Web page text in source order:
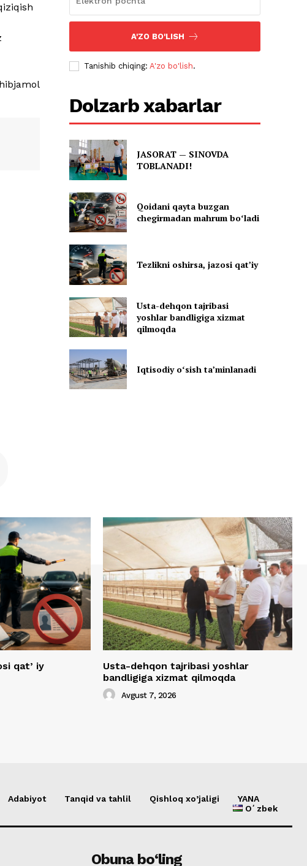
A'ZO BO'LISH
Tanishib chiqing:A'zo bo'lish.
Dolzarb xabarlar
JASORAT — SINOVDA
TOBLANADI!
Qoidani qayta buzgan
chegirmadan mahrum boʻladi
Tezlikni oshirsa, jazosi qatʼiy
Usta-dehqon tajribasi
yoshlar bandligiga xizmat
qilmoqda
Iqtisodiy oʻsish taʼminlanadi
qatʼiy
Usta-dehqon tajribasi yoshlar
bandligiga xizmat qilmoqda
Avgust 7, 2026
Adabiyot Tanqid va tahlil Qishloq xo’jaligi
YANA
Oʻzbek
Obuna bo‘ling